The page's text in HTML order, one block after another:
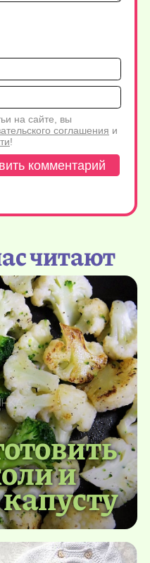
Имя*
на сайте, вы
соглашения и
!
читают
и